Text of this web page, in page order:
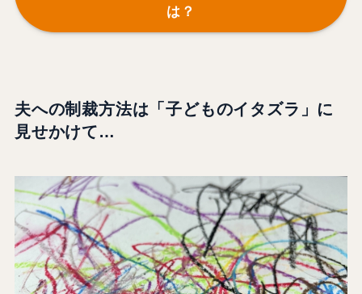
は？
夫への制裁方法は「子どものイタズラ」に
見せかけて…